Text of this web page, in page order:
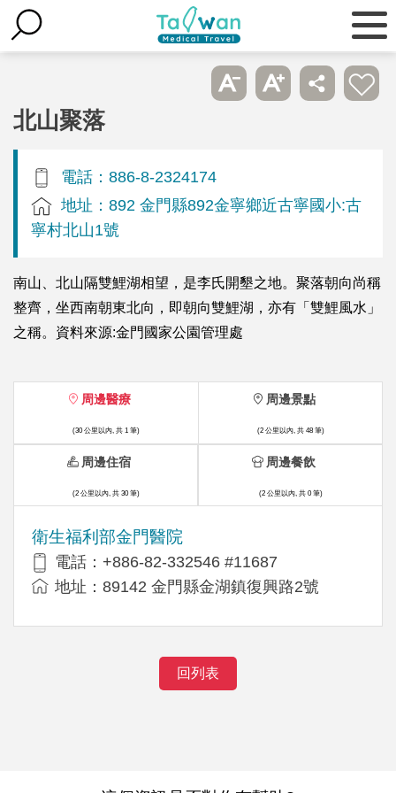
北山聚落
電話：886-8-2324174
地址：892 金門縣892金寧鄉近古寧國小:古
寧村北山1號
南山、北山隔雙鯉湖相望，是李氏開墾之地。聚落朝向尚稱
整齊，坐西南朝東北向，即朝向雙鯉湖，亦有「雙鯉風水」
之稱。資料來源:金門國家公園管理處
周邊醫療
(30 公里以內, 共 1 筆)
衛生福利部金門醫院
電話：+886-82-332546 #11687
地址：89142 金門縣金湖鎮復興路2號
周邊景點
(2 公里以內, 共 48 筆)
周邊住宿
(2 公里以內, 共 30 筆)
周邊餐飲
(2 公里以內, 共 0 筆)
回列表